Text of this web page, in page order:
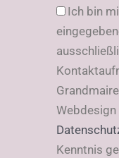
Ich bin
Webdesign
Kenntnis